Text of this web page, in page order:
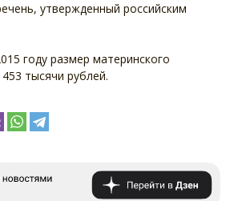
утвержденный российским
году размер материнского
тысячи рублей.